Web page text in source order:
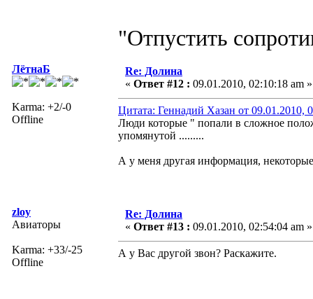
"Отпустить
ЛётнаБ
Karma: +2/-0
Offline
Re: Долина
« Ответ #12 : 09.01.2010, 02:10:18 am »
Цитата: Геннадий Хазан от 09.01.2010,
Люди которые " попали в сложное
упомянутой .........
А у меня другая информация,
zloy
Авиаторы
Karma: +33/-25
Offline
Re: Долина
« Ответ #13 : 09.01.2010, 02:54:04 am »
А у Вас другой звон? Раскажите.